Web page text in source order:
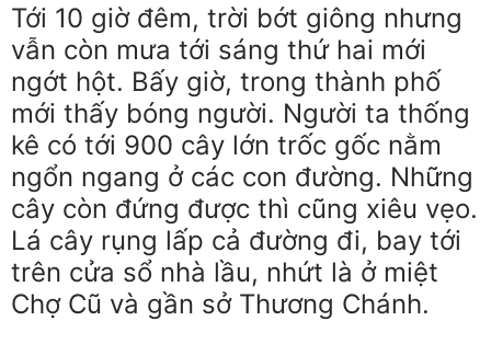
Tới 10 giờ đêm, trời bớt giông nhưng
vẫn còn mưa tới sáng thứ hai mới
ngớt hột. Bấy giờ, trong thành phố
mới thấy bóng người. Người ta thống
kê có tới 900 cây lớn trốc gốc nằm
ngổn ngang ở các con đường. Những
cây còn đứng được thì cũng xiêu vẹo.
Lá cây rụng lấp cả đường đi, bay tới
trên cửa sổ nhà lầu, nhứt là ở miệt
Chợ Cũ và gần sở Thương Chánh.